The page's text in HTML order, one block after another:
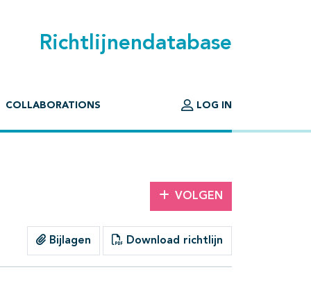
Richtlijnendatabase
COLLABORATIONS LOG IN
VOLGEN
Bijlagen Download richtlijn